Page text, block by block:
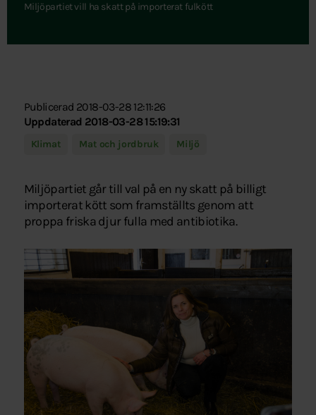
Miljöpartiet vill ha skatt på importerat fulkött
Publicerad 2018-03-28 12:11:26
Uppdaterad 2018-03-28 15:19:31
Klimat Mat och jordbruk Miljö
Miljöpartiet går till val på en ny skatt på billigt
importerat kött som framställts genom att
proppa friska djur fulla med antibiotika.